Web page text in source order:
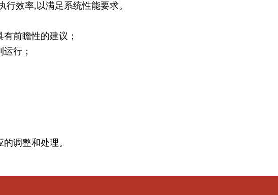
效率,以满足系统性能要求。
前瞻性的建议；
行；
调整和处理。